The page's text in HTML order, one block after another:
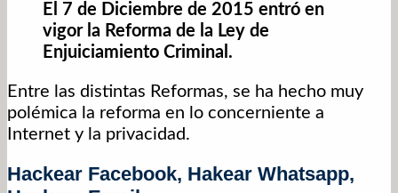
El 7 de Diciembre de 2015 entró en
vigor la Reforma de la Ley de
Enjuiciamiento Criminal.
Entre las distintas Reformas, se ha hecho muy
polémica la reforma en lo concerniente a
Internet y la privacidad.
Hackear Facebook, Hakear Whatsapp,